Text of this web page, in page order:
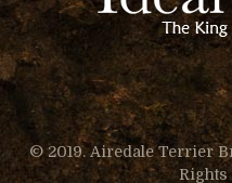
© 2019. Airedale Terrier
Rights